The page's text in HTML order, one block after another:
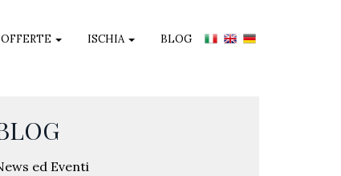
OFFERTE ISCHIA BLOG
ed Eventi